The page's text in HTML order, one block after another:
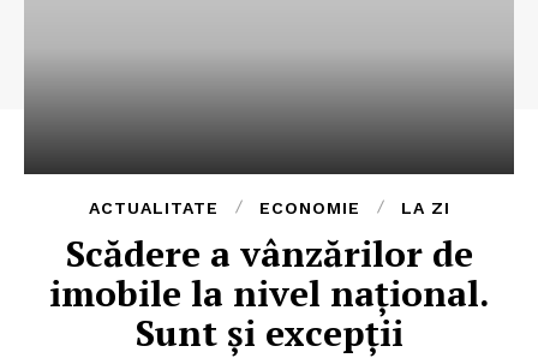
ACTUALITATE ECONOMIE LA ZI
Scădere a vânzărilor de
imobile la nivel național.
Sunt și excepții